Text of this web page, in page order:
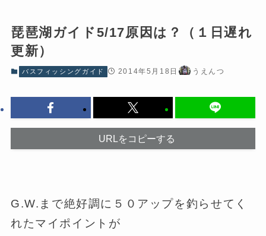
琵琶湖ガイド5/17原因は？（１日遅れ
更新）
バスフィッシングガイド 2014年5月18日 うえんつ
URLをコピーする
G.W.まで絶好調に５０アップを釣らせてく
れたマイポイントが